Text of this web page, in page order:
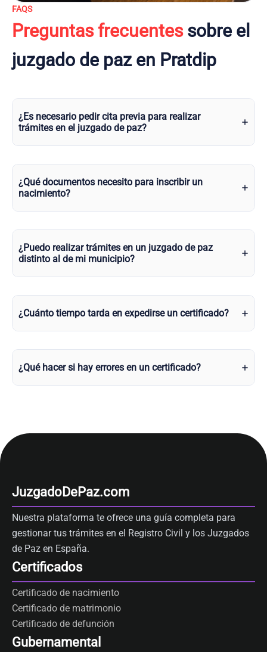
FAQS
Preguntas frecuentessobre el
juzgado de paz en Pratdip
¿Es necesario pedir cita previa para realizar
trámites en el juzgado de paz?
¿Qué documentos necesito para inscribir un
nacimiento?
¿Puedo realizar trámites en un juzgado de paz
distinto al de mi municipio?
¿Cuánto tiempo tarda en expedirse un certificado?
¿Qué hacer si hay errores en un certificado?
JuzgadoDePaz.com
Nuestra plataforma te ofrece una guía completa para
gestionar tus trámites en el Registro Civil y los Juzgados
de Paz en España.
Certificados
Certificado de nacimiento
Certificado de matrimonio
Certificado de defunción
Gubernamental